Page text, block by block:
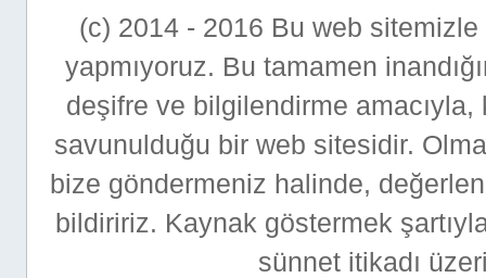
(c) 2014 - 2016 Bu web
yapmıyoruz. Bu tamamen
deşifre ve bilgilendirme
savunulduğu bir web sitesidir.
bize göndermeniz halinde,
bildiririz. Kaynak göstermek
sünnet itikadı